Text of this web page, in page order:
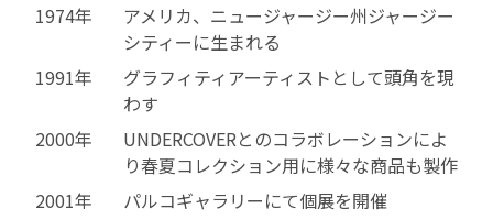
1974年
アメリカ、ニュージャージー州ジャージー
シティーに生まれる
1991年
グラフィティアーティストとして頭角を現
わす
2000年
UNDERCOVERとのコラボレーションによ
り春夏コレクション用に様々な商品も製作
2001年
パルコギャラリーにて個展を開催